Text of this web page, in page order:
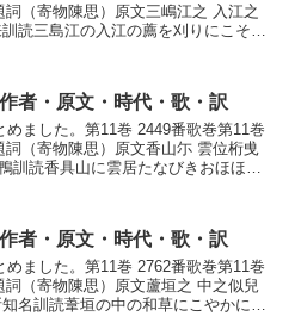
（寄物陳思）原文三嶋江之 入江之
読三島江の入江の薦を刈りにこそ我
者・原文・時代・歌・訳
ました。第11巻 2449番歌巻第11巻
（寄物陳思）原文香山尓 雲位桁曵
訓読香具山に雲居たなびきおほほし
者・原文・時代・歌・訳
ました。第11巻 2762番歌巻第11巻
（寄物陳思）原文蘆垣之 中之似兒
名訓読葦垣の中の和草にこやかに我